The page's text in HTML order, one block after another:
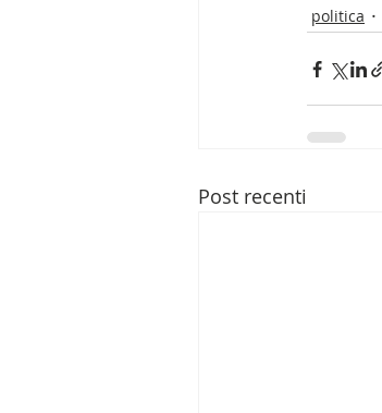
politica
Post recenti